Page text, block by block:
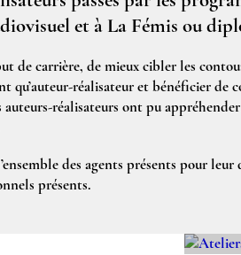
et à La Fémis ou
de carrière, de mieux cibler les
qu’auteur-réalisateur et bénéficier de
réalisateurs ont pu
des agents présents pour
présents.